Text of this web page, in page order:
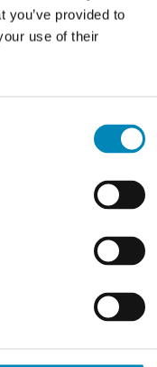
you’ve provided to
use of their